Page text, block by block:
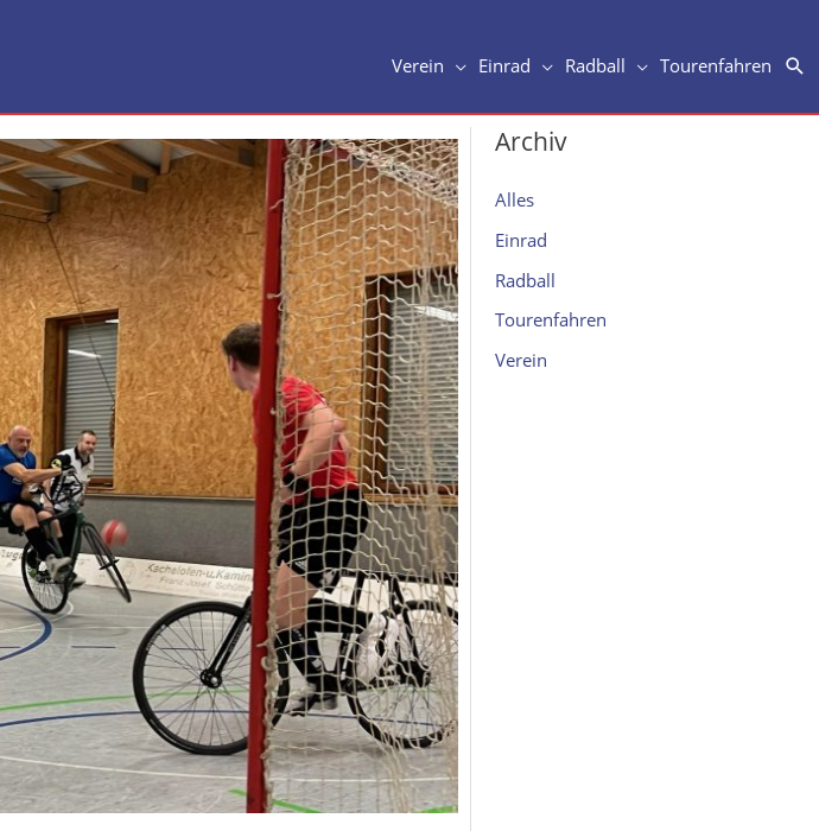
Verein Einrad Radball Tourenfahren
Archiv
Alles
Einrad
Radball
Tourenfahren
Verein